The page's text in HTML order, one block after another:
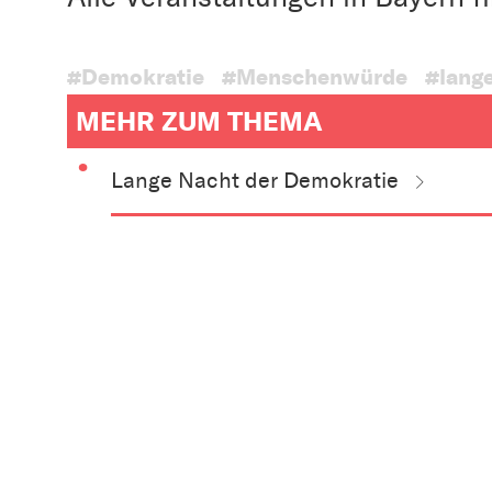
#Demokratie #Menschenwürde
MEHR ZUM THEMA
InformationenLange Nacht der Demokratie